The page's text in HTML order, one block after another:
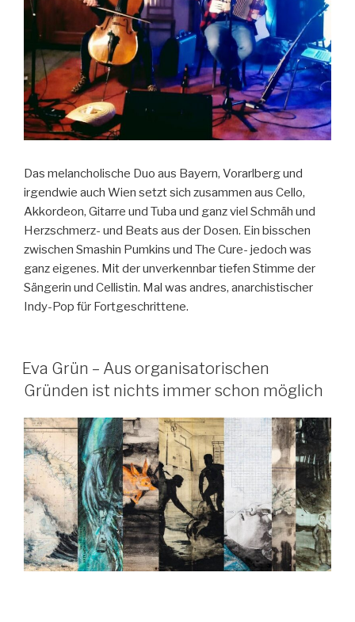
Das melancholische Duo aus Bayern, Vorarlberg und
irgendwie auch Wien setzt sich zusammen aus Cello,
Akkordeon, Gitarre und Tuba und ganz viel Schmäh und
Herzschmerz- und Beats aus der Dosen. Ein bisschen
zwischen Smashin Pumkins und The Cure- jedoch was
ganz eigenes. Mit der unverkennbar tiefen Stimme der
Sängerin und Cellistin. Mal was andres, anarchistischer
Indy-Pop für Fortgeschrittene.
Eva Grün – Aus organisatorischen
Gründen ist nichts immer schon möglich